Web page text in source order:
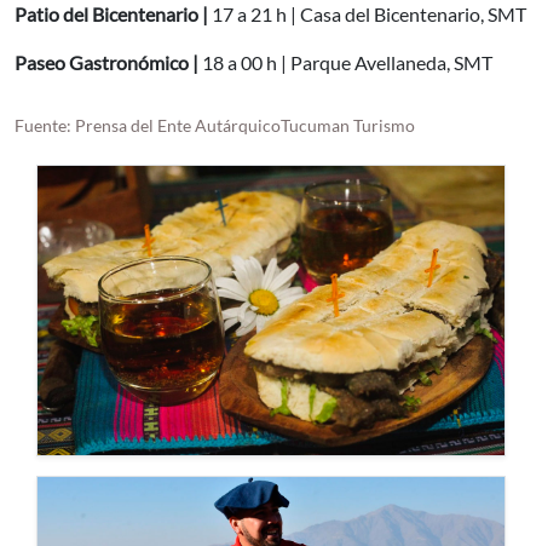
Patio del Bicentenario | 17 a 21 h | Casa del Bicentenario, SMT
Paseo Gastronómico | 18 a 00 h | Parque Avellaneda, SMT
Fuente: Prensa del Ente AutárquicoTucuman Turismo